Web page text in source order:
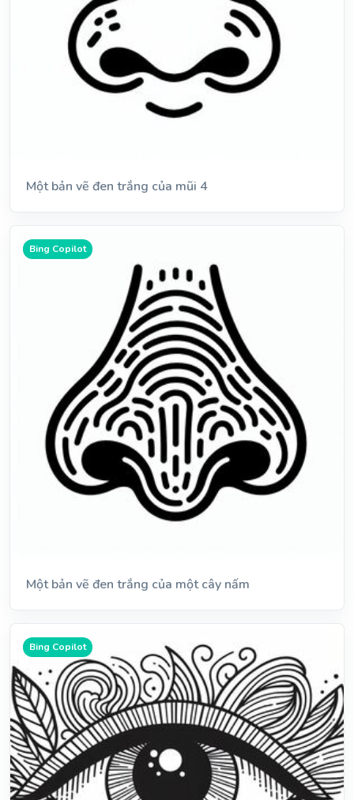
Một bản vẽ đen trắng của mũi 4
Bing Copilot
Một bản vẽ đen trắng của một cây nấm
Bing Copilot